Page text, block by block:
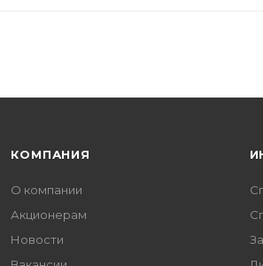
КОМПАНИЯ
О компании
Акционерам
Новости